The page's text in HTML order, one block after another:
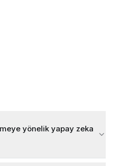
yönelik yapay zeka